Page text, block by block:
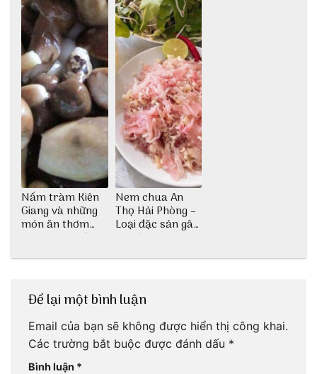
Nấm tràm Kiên
Giang và những
món ăn thơm
ngon khó cưỡng
Nem chua An
Thọ Hải Phòng –
Loại đặc sản gây
nghiện
Để lại một bình luận
Email của bạn sẽ không được hiển thị công khai.
Các trường bắt buộc được đánh dấu *
Bình luận *